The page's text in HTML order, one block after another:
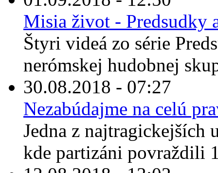
Misia život - Predsudky
Štyri videá zo série
nerómskej hudobnej
30.08.2018 - 07:27
Nezabúdajme na celú
Jedna z najtragickejších
kde partizáni povraždili